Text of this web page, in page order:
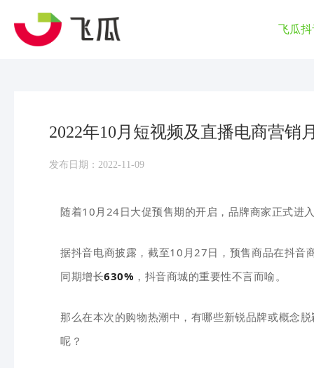
飞瓜抖
2022年10月短视频及直播电商营销
发布日期：2022-11-09
随着10月24日大促预售期的开启，品牌商家正式进
据抖音电商披露，截至10月27日，预售商品在抖音
同期增长630% ，抖音商城的重要性不言而喻。
那么在本次的购物热潮中，有哪些新锐品牌或概念
呢？